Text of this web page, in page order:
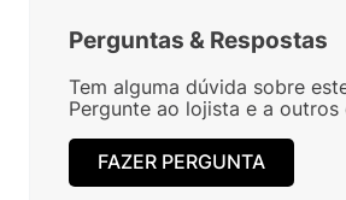
Perguntas & Respostas
Tem alguma dúvida sobre
Pergunte ao lojista e a outros
FAZER PERGUNTA